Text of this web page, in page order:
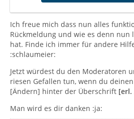
Ich freue mich dass nun alles
Rückmeldung und wie es denn
hat. Finde ich immer für andere
:schlaumeier:
Jetzt würdest du den Moderatoren
riesen Gefallen tun, wenn du
[Ändern] hinter der Überschrift [erl.
Man wird es dir danken :ja: